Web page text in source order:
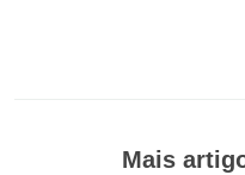
Mais